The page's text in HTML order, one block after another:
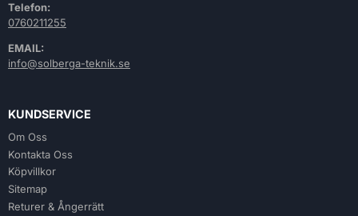
Telefon:
0760211255
EMAIL:
info@solberga-teknik.se
KUNDSERVICE
Om Oss
Kontakta Oss
Köpvillkor
Sitemap
Returer & Ångerrätt